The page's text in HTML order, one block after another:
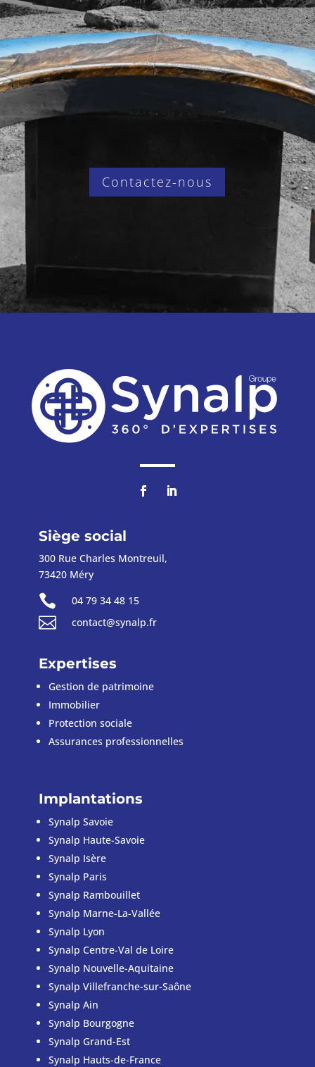
Contactez-nous
Siège social
300 Rue Charles Montreuil,
73420 Méry
 04 79 34 48 15
 contact@synalp.fr
Expertises
Gestion de patrimoine
Immobilier
Protection sociale
Assurances professionnelles
Implantations
Synalp Savoie
Synalp Haute-Savoie
Synalp Isère
Synalp Paris
Synalp Rambouillet
Synalp Marne-La-Vallée
Synalp Lyon
Synalp Centre-Val de Loire
Synalp Nouvelle-Aquitaine
Synalp Villefranche-sur-Saône
Synalp Ain
Synalp Bourgogne
Synalp Grand-Est
Synalp Hauts-de-France